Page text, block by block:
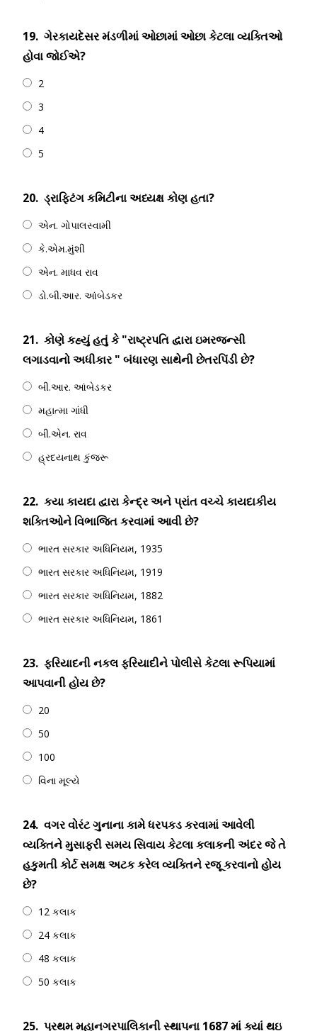
19. ગેરકાયદેસર મંડળીમાં ઓછામાં ઓછા કેટલા વ્યક્તિઓ
હોવા જોઈએ?
2
3
4
5
20. ડ્રાફ્ટિંગ કમિટીના અધ્યક્ષ કોણ હતા?
એન. ગોપાલસ્વામી
કે.એમ.મુંશી
એન. માધવ રાવ
ડો.બી.આર. આંબેડકર
21. કોણે કહ્યું હતું કે "રાષ્ટ્રપતિ દ્વારા ઇમરજન્સી
લગાડવાનો અધીકાર " બંધારણ સાથેની છેતરપિંડી છે?
બી.આર. આંબેડકર
મહાત્મા ગાંધી
બી.એન. રાવ
હ્રદયનાથ કુંજરૂ
22. કયા કાયદા દ્વારા કેન્દ્ર અને પ્રાંત વચ્ચે કાયદાકીય
શક્તિઓને વિભાજિત કરવામાં આવી છે?
ભારત સરકાર અધિનિયમ, 1935
ભારત સરકાર અધિનિયમ, 1919
ભારત સરકાર અધિનિયમ, 1882
ભારત સરકાર અધિનિયમ, 1861
23. ફરિયાદની નકલ ફરિયાદીને પોલીસે કેટલા રૂપિયામાં
આપવાની હોય છે?
20
50
100
વિના મૂલ્યે
24. વગર વોરંટ ગુનાના કામે ધરપકડ કરવામાં આવેલી
વ્યક્તિને મુસાફરી સમય સિવાય કેટલા કલાકની અંદર જે તે
હકુમતી કોર્ટ સમક્ષ અટક કરેલ વ્યક્તિને રજૂ કરવાનો હોય
છે?
12 કલાક
24 કલાક
48 કલાક
50 કલાક
25. પ્રથમ મહાનગરપાલિકાની સ્થાપના 1687 માં ક્યાં થઇ